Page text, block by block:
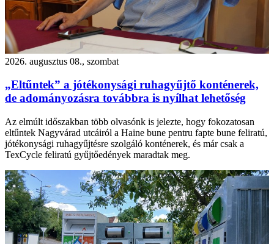
2026. augusztus 08., szombat
„Eltűntek” a jótékonysági ruhagyűjtő konténerek,
de adományozásra továbbra is nyílhat lehetőség
Az elmúlt időszakban több olvasónk is jelezte, hogy fokozatosan
eltűntek Nagyvárad utcáiról a Haine bune pentru fapte bune feliratú,
jótékonysági ruhagyűjtésre szolgáló konténerek, és már csak a
TexCycle feliratú gyűjtőedények maradtak meg.